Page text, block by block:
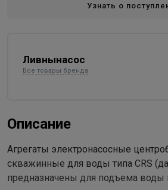
Узнать о
Ливнынасос
Все товары бренда
Описание
Агрегаты электронасосные
скважинные для воды типа CRS
предназначены для подъема воды